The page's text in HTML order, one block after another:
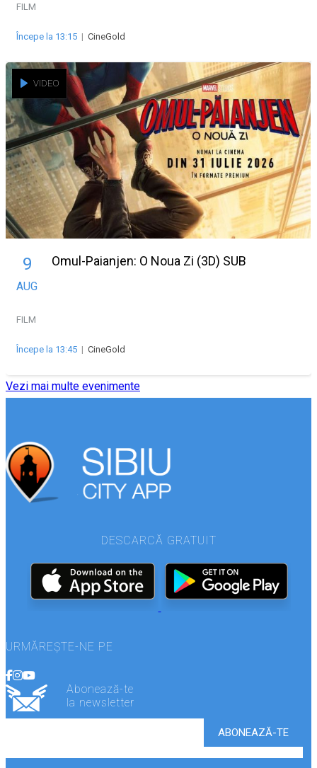
FILM
Începe la 13:15 | CineGold
VIDEO
9
AUG
Omul-Paianjen: O Noua Zi (3D) SUB
FILM
Începe la 13:45 | CineGold
Vezi mai multe evenimente
DESCARCĂ GRATUIT
URMĂREȘTE-NE PE
Abonează-te
la newsletter